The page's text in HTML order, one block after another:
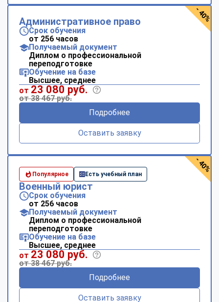
Административное право
Срок обучения
от 256 часов
Получаемый документ
Диплом о профессиональной
переподготовке
Обучение на базе
Высшее, среднее
от 23 080 руб.
от 38 467 руб.
Подробнее
Оставить заявку
- 40%
Популярное Есть учебный план
Военный юрист
Срок обучения
от 256 часов
Получаемый документ
Диплом о профессиональной
переподготовке
Обучение на базе
Высшее, среднее
от 23 080 руб.
от 38 467 руб.
Подробнее
Оставить заявку
- 40%